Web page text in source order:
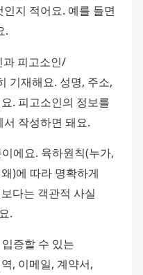
지 적어요. 예를 들면
.
과 피고소인/
기재해요. 성명, 주소,
. 피고소인의 정보를
작성하면 돼요.
에요. 육하원칙(누가,
)에 따라 명확하게
다는 객관적 사실
.
증할 수 있는
, 이메일, 계약서,